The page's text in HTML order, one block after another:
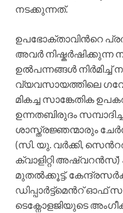
നടക്കുന്നത്.
ഉപഭോക്താവിന്‍റെ
അവര്‍ നിഷ്കര്‍ഷിക്കുന്ന
ഉല്‍പന്നങ്ങള്‍
വ്യവസായത്തിലെ
മികച്ച സാങ്കേതിക
ഉന്നതബിരുദം
ശാസ്ത്രജ്ഞന്മാരും
(സി. യു. വര്‍ക്കി,
ക്വാളിറ്റി അഷ്വറന്‍സ്)
മുതല്‍ക്കൂട്ട്.
ഡിപ്പാര്‍ട്ട്മെന്‍റ്
ടെക്നോളജിയുടെ